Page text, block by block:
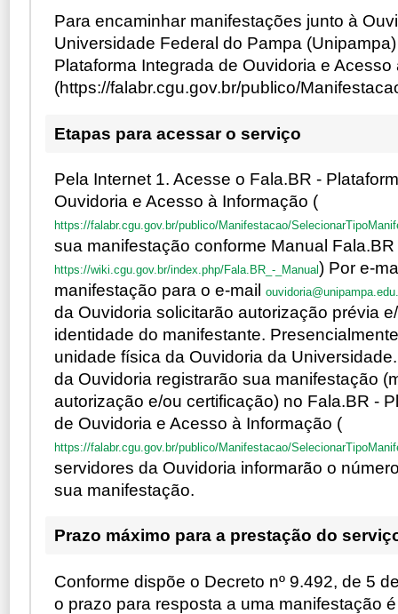
Para encaminhar manifestações junto à
Universidade Federal do Pampa
Plataforma Integrada de Ouvidoria e Acesso
(https://falabr.cgu.gov.br/publico/
Etapas para acessar o serviço
Pela Internet 1. Acesse o Fala.BR -
Ouvidoria e Acesso à Informação (
https://falabr.cgu.gov.br/publico/Manifestacao/
sua manifestação conforme Manual Fala.BR
https://wiki.cgu.gov.br/index.php/Fala.BR_-_Manual) Por e-
manifestação para o e-mail
da Ouvidoria solicitarão autorização prévia
identidade do manifestante.
unidade física da Ouvidoria da
da Ouvidoria registrarão sua manifestação
autorização e/ou certificação) no Fala.BR -
de Ouvidoria e Acesso à Informação (
https://falabr.cgu.gov.br/publico/Manifestacao/
servidores da Ouvidoria informarão o
sua manifestação.
Prazo máximo para a prestação do
Conforme dispõe o Decreto nº 9.492, de 5
o prazo para resposta a uma manifestação